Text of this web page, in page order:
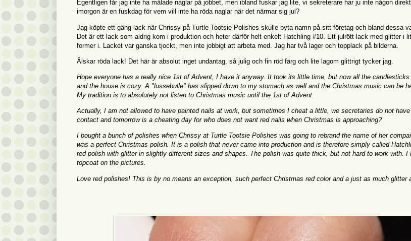
Egentligen får jag inte ha målade naglar på jobbet, men ibland fuskar jag lite, vi sekreterare har ju inte någon
imorgon är en fuskdag för vem vill inte ha röda naglar när det närmar sig jul?
Jag köpte ett gäng lack när Chrissy på Turtle Tootsie Polishes skulle byta namn på sitt företag och bland dessa
Det är ett lack som aldrig kom i produktion och heter därför helt enkelt Hatchling #10. Ett julrött lack med glitter i
former i. Lacket var ganska tjockt, men inte jobbigt att arbeta med. Jag har två lager och topplack på bilderna.
Älskar röda lack! Det här är absolut inget undantag, så julig och fin röd färg och lite lagom glittrigt tycker jag.
Hope everyone has a really nice 1st of Advent, I have it anyway. It took its little time, but now all the
and the house is cozy. A "lussebulle" has slipped down to my stomach as well and the Christmas music can be
My tradition is to absolutely not listen to Christmas music until the 1st of Advent.
Actually, I am not allowed to have painted nails at work, but sometimes I cheat a little, we secretaries do not
contact and tomorrow is a cheating day for who does not want red nails when Christmas is approaching?
I bought a bunch of polishes when Chrissy at Turtle Tootsie Polishes was going to rebrand the name of her
was a perfect Christmas polish. It is a polish that never came into production and is therefore simply called
red polish with glitter in slightly different sizes and shapes. The polish was quite thick, but not hard to work with. I
topcoat on the pictures.
Love red polishes! This is by no means an exception, such perfect Christmas red color and a just as much glitter